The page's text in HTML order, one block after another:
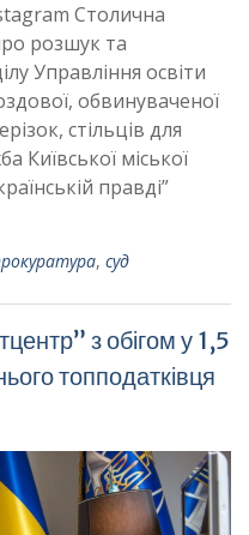
Столична
розшук та
Управління освіти
обвинуваченої
стільців для
Київської міської
правді”
, суд
з обігом у 1,5
топподатківця